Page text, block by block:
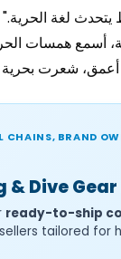
يتحدث لغة الحرية."
أسمع همسات
شعرت بحرية
CHAINS, BRAND
Dive Gear
ready-to-ship
tailored for